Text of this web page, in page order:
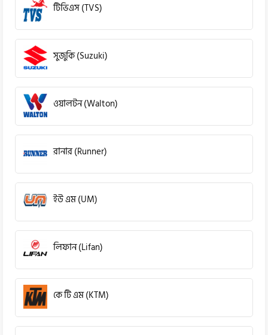
টিভিএস (TVS)
সুজুকি (Suzuki)
ওয়ালটন (Walton)
রানার (Runner)
ইউ এম (UM)
লিফান (Lifan)
কে টি এম (KTM)